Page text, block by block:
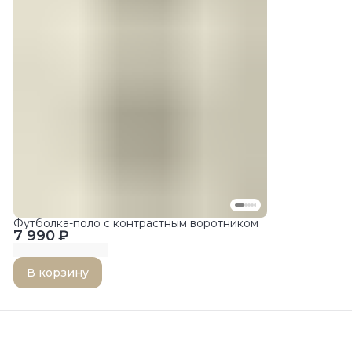
7 990 ₽
Футболка-поло с контрастным воротником
В корзину